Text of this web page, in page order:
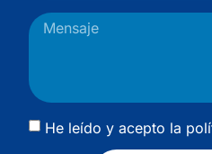
He leído y acepto la